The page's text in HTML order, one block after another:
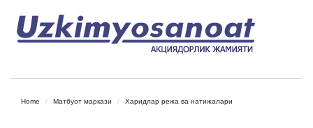
Home Матбуот маркази Харидлар режа ва натижалари